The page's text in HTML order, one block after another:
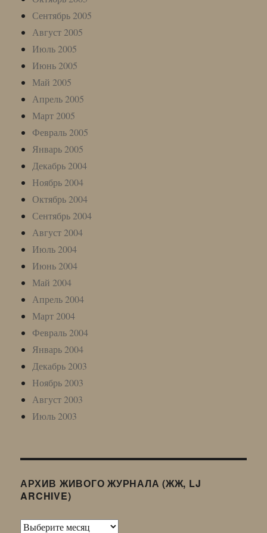
Сентябрь 2005
Август 2005
Июль 2005
Июнь 2005
Май 2005
Апрель 2005
Март 2005
Февраль 2005
Январь 2005
Декабрь 2004
Ноябрь 2004
Октябрь 2004
Сентябрь 2004
Август 2004
Июль 2004
Июнь 2004
Май 2004
Апрель 2004
Март 2004
Февраль 2004
Январь 2004
Декабрь 2003
Ноябрь 2003
Август 2003
Июль 2003
АРХИВ ЖИВОГО ЖУРНАЛА (ЖЖ, LJ
ARCHIVE)
Архив